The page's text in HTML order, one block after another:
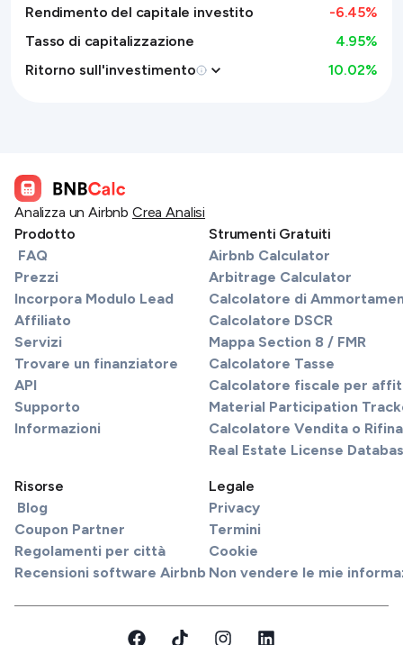
Rendimento del capitale investito -6.45%
Tasso di capitalizzazione
4.95%
Ritorno sull'investimento
10.02%
Analizza un Airbnb Crea Analisi
Prodotto
FAQ
Prezzi
Incorpora Modulo Lead
Affiliato
Servizi
Trovare un finanziatore
API
Supporto
Informazioni
Strumenti Gratuiti
Airbnb Calculator
Arbitrage Calculator
Calcolatore di
Calcolatore DSCR
Mappa Section 8 / FMR
Calcolatore Tasse
Calcolatore fiscale per
Material Participation
Calcolatore Vendita o
Real Estate License
Risorse
Blog
Coupon Partner
Regolamenti per città
Recensioni software Airbnb
Legale
Privacy
Termini
Cookie
Non vendere le mie